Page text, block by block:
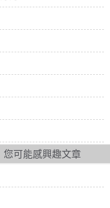
您可能感興趣文章